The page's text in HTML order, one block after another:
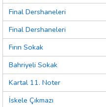
Final Dershaneleri
Final Dershaneleri
Fırın Sokak
Bahriyeli Sokak
Kartal 11. Noter
İskele Çıkmazı